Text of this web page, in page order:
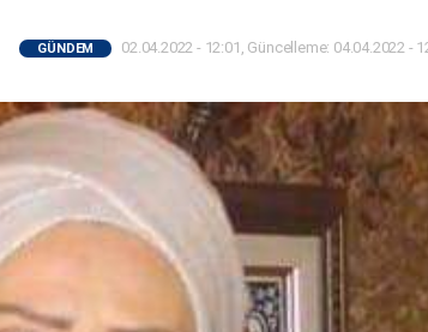
GÜNDEM 02.04.2022 - 12:01, Güncelleme: 04.04.2022 -